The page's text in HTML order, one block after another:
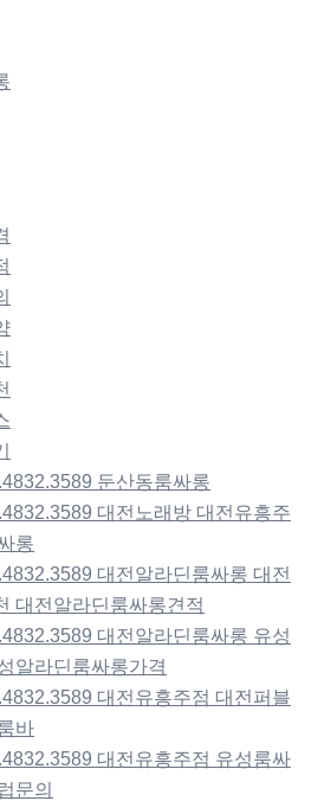
둔산동룸싸롱
대전노래방 대전유흥주
롱
대전알라딘룸싸롱 대전
대전알라딘룸싸롱견적
대전알라딘룸싸롱 유성
알라딘룸싸롱가격
대전유흥주점 대전퍼블
바
대전유흥주점 유성룸싸
문의